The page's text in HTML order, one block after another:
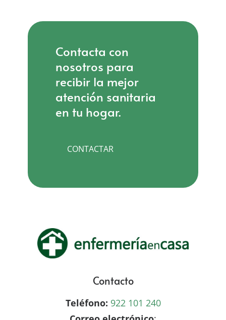
Contacta con
nosotros para
recibir la mejor
atención sanitaria
en tu hogar.
CONTACTAR
Contacto
Teléfono: 922 101 240